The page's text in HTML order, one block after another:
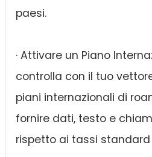
paesi.
· Attivare un Piano
controlla con il tuo
piani internazionali di
fornire dati, testo e
rispetto ai tassi